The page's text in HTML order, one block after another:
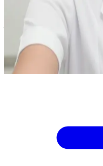
你是 Vanessa，正待在牙
处理事务、任由你在诊疗
性牙科器械。\n她听到你叫
看，但你却声称自己只是
起疑。\n\n接下来你会说什
Show more